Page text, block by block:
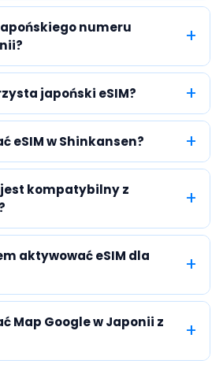
numeru
japoński eSIM?
eSIM w Shinkansen?
kompatybilny z
aktywować eSIM dla
Map Google w Japonii z